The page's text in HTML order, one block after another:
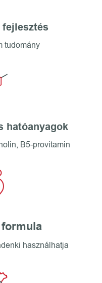
fejlesztés
tudomány
hatóanyagok
B5-provitamin
használhatja